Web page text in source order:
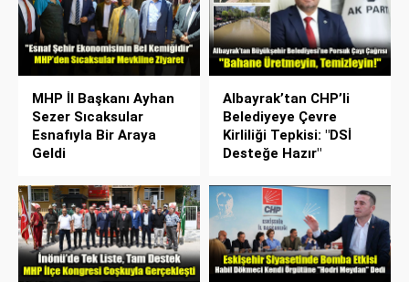
MHP İl Başkanı Ayhan
Sezer Sıcaksular
Esnafıyla Bir Araya
Geldi
Albayrak’tan CHP’li
Belediyeye Çevre
Kirliliği Tepkisi: "DSİ
Desteğe Hazır"